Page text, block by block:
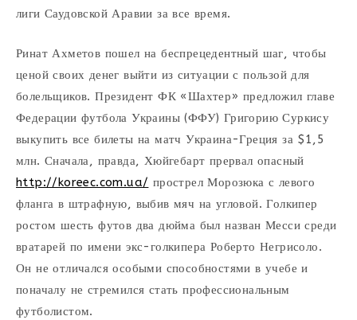
лиги Саудовской Аравии за все время.
Ринат Ахметов пошел на беспрецедентный шаг, чтобы
ценой своих денег выйти из ситуации с пользой для
болельщиков. Президент ФК «Шахтер» предложил главе
Федерации футбола Украины (ФФУ) Григорию Суркису
выкупить все билеты на матч Украина-Греция за $1,5
млн. Сначала, правда, Хюйгебарт прервал опасный
http://koreec.com.ua/ прострел Морозюка с левого
фланга в штрафную, выбив мяч на угловой. Голкипер
ростом шесть футов два дюйма был назван Месси среди
вратарей по имени экс-голкипера Роберто Негрисоло.
Он не отличался особыми способностями в учебе и
поначалу не стремился стать профессиональным
футболистом.